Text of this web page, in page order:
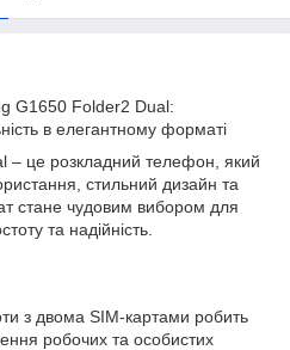
G1650 Folder2 Dual:
в елегантному форматі
– це розкладний телефон, який
стильний дизайн та
стане чудовим вибором для
та надійність.
з двома SIM-картами робить
робочих та особистих